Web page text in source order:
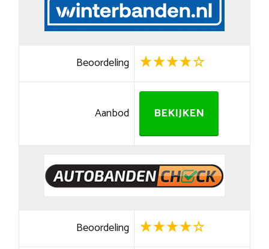
Beoordeling
Aanbod BEKIJKEN
Beoordeling